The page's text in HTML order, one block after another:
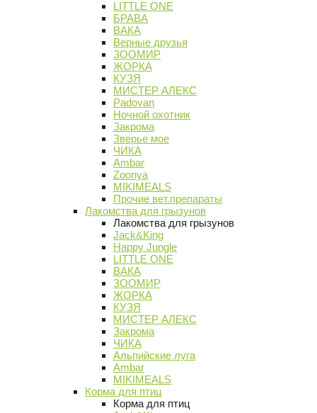
LITTLE ONE
БРАВА
ВАКА
Верные друзья
ЗООМИР
ЖОРКА
КУЗЯ
МИСТЕР АЛЕКС
Padovan
Ночной охотник
Закрома
Зверье мое
ЧИКА
Ambar
Zoonya
MIKIMEALS
Прочие вет.препараты
Лакомства для грызунов
Лакомства для грызунов
Jack&King
Happy Jungle
LITTLE ONE
ВАКА
ЗООМИР
ЖОРКА
КУЗЯ
МИСТЕР АЛЕКС
Закрома
ЧИКА
Альпийские луга
Ambar
MIKIMEALS
Корма для птиц
Корма для птиц